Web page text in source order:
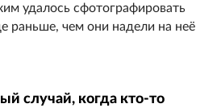
удалось сфотографировать
раньше, чем они надели на неё
случай, когда кто-то